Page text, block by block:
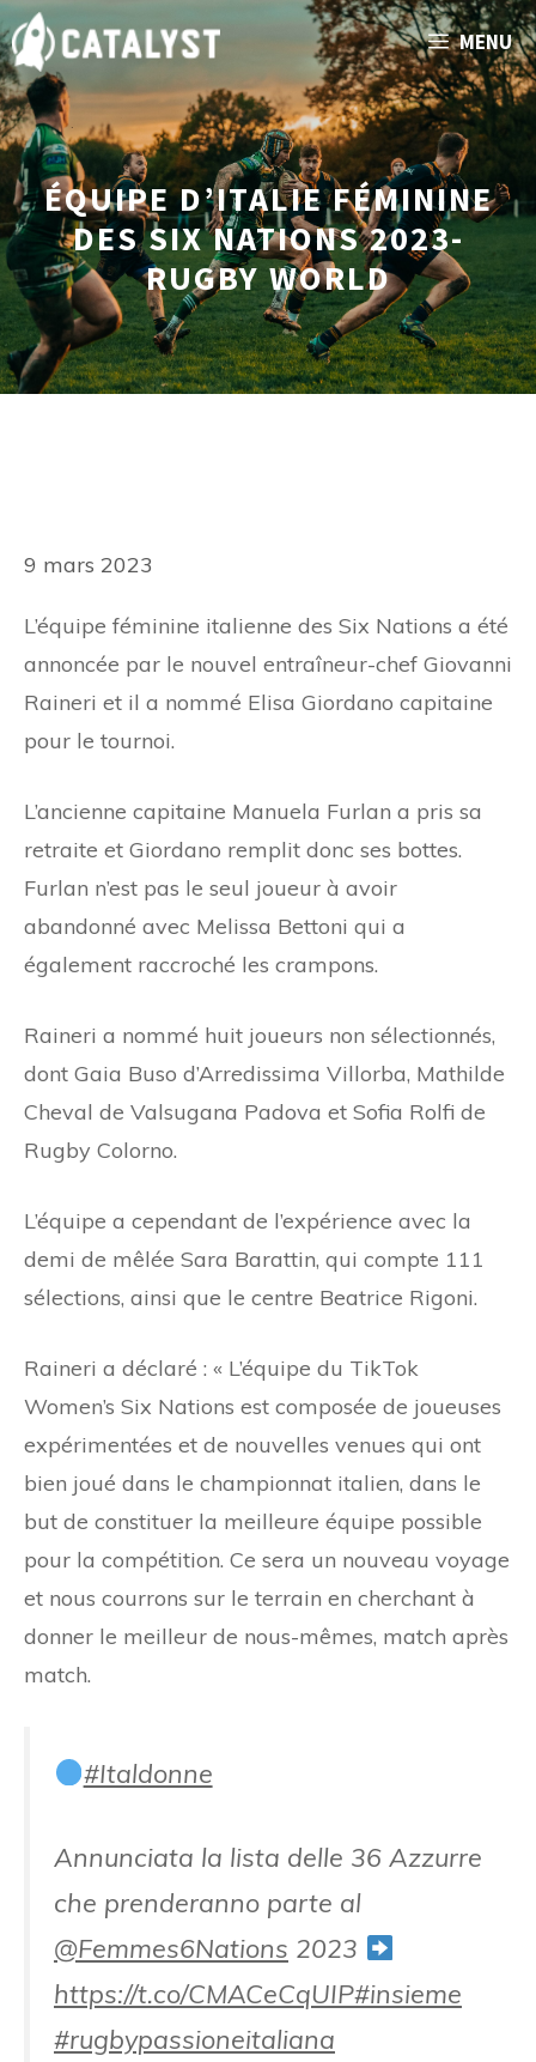
Aller
au
contenu
MENU
ÉQUIPE D’ITALIE FÉMININE
DES SIX NATIONS 2023-
RUGBY WORLD
9 mars 2023
L’équipe féminine italienne des Six Nations a été
annoncée par le nouvel entraîneur-chef Giovanni
Raineri et il a nommé Elisa Giordano capitaine
pour le tournoi.
L’ancienne capitaine Manuela Furlan a pris sa
retraite et Giordano remplit donc ses bottes.
Furlan n’est pas le seul joueur à avoir
abandonné avec Melissa Bettoni qui a
également raccroché les crampons.
Raineri a nommé huit joueurs non sélectionnés,
dont Gaia Buso d’Arredissima Villorba, Mathilde
Cheval de Valsugana Padova et Sofia Rolfi de
Rugby Colorno.
L’équipe a cependant de l’expérience avec la
demi de mêlée Sara Barattin, qui compte 111
sélections, ainsi que le centre Beatrice Rigoni.
Raineri a déclaré : « L’équipe du TikTok
Women’s Six Nations est composée de joueuses
expérimentées et de nouvelles venues qui ont
bien joué dans le championnat italien, dans le
but de constituer la meilleure équipe possible
pour la compétition. Ce sera un nouveau voyage
et nous courrons sur le terrain en cherchant à
donner le meilleur de nous-mêmes, match après
match.
#Italdonne
Annunciata la lista delle 36 Azzurre
che prenderanno parte al
@Femmes6Nations 2023
https://t.co/CMACeCqUIP#insieme
#rugbypassioneitaliana